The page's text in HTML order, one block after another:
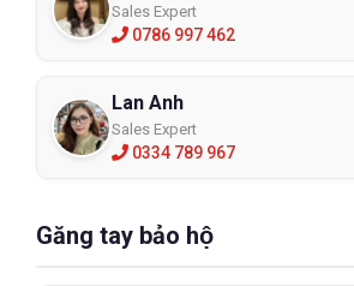
Sales Expert
0786 997 462
Lan Anh
Sales Expert
0334 789 967
Găng tay bảo hộ